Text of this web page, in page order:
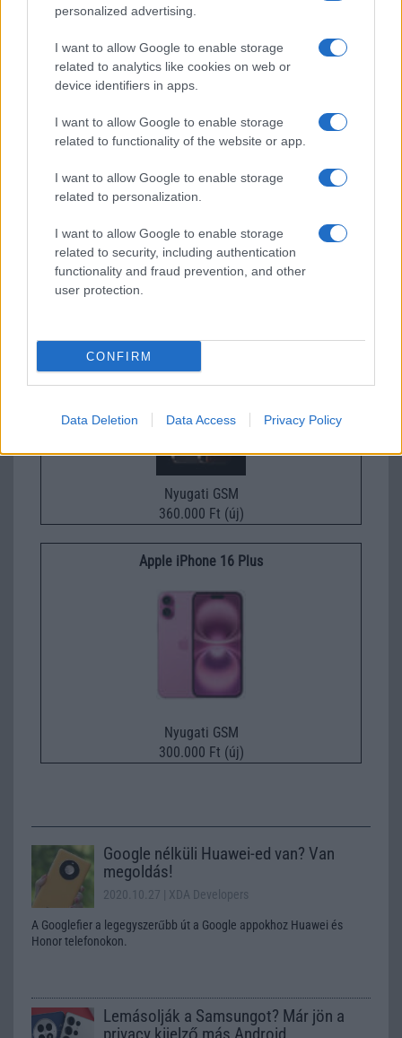
personalized advertising.
I want to allow Google to enable storage
related to analytics like cookies on web or
device identifiers in apps.
I want to allow Google to enable storage
related to functionality of the website or app.
I want to allow Google to enable storage
related to personalization.
I want to allow Google to enable storage
related to security, including authentication
functionality and fraud prevention, and other
user protection.
CONFIRM
Data Deletion Data Access Privacy Policy
Új és Használt GSM kiemelt ajánlatok
Apple iPhone 15 Pro
Nyugati GSM
280.000 Ft (új)
Nyugati GSM
360.000 Ft (új)
Apple iPhone 16 Plus
Nyugati GSM
300.000 Ft (új)
Google nélküli Huawei-ed van? Van
megoldás!
2020.10.27 | XDA Developers
A Googlefier a legegyszerűbb út a Google appokhoz Huawei és
Honor telefonokon.
Lemásolják a Samsungot? Már jön a
privacy kijelző más Android